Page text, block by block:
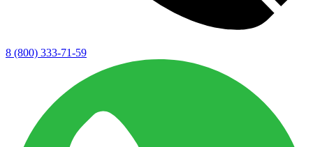
8 (800) 333-71-59